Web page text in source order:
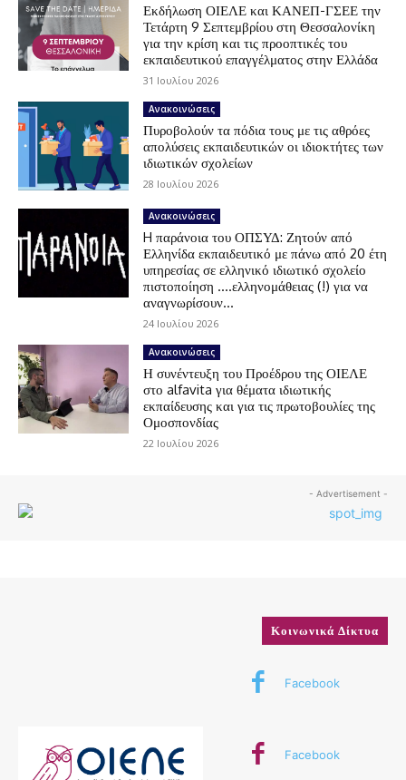
Εκδήλωση ΟΙΕΛΕ και ΚΑΝΕΠ-ΓΣΕΕ την
Τετάρτη 9 Σεπτεμβρίου στη Θεσσαλονίκη
για την κρίση και τις προοπτικές του
εκπαιδευτικού επαγγέλματος στην Ελλάδα
31 Ιουλίου 2026
Ανακοινώσεις
Πυροβολούν τα πόδια τους με τις αθρόες
απολύσεις εκπαιδευτικών οι ιδιοκτήτες των
ιδιωτικών σχολείων
28 Ιουλίου 2026
Ανακοινώσεις
H παράνοια του ΟΠΣΥΔ: Ζητούν από
Ελληνίδα εκπαιδευτικό με πάνω από 20 έτη
υπηρεσίας σε ελληνικό ιδιωτικό σχολείο
πιστοποίηση ….ελληνομάθειας (!) για να
αναγνωρίσουν...
24 Ιουλίου 2026
Ανακοινώσεις
Η συνέντευξη του Προέδρου της ΟΙΕΛΕ
στο alfavita για θέματα ιδιωτικής
εκπαίδευσης και για τις πρωτοβουλίες της
Ομοσπονδίας
22 Ιουλίου 2026
- Advertisement -
Κοινωνικά Δίκτυα
Facebook
Facebook